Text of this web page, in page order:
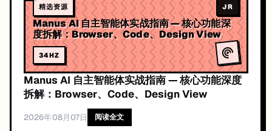
精选资源 JR
Manus AI 自主智能体实战指南 — 核心功能深
度拆解：Browser、Code、Design View
34HZ
Manus AI 自主智能体实战指南 — 核心功能深度
拆解：Browser、Code、Design View
2026年08月07日 阅读全文